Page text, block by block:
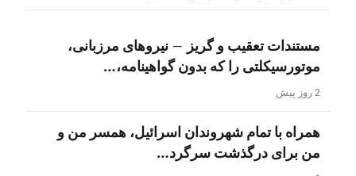
مستندات تعقیب و گریز – نیروهای مرزبانی،
موتورسیکلتی را که بدون گواهینامه،…
2 روز پیش
همراه با تمام شهروندان اسرائیل، همسر من و
من برای درگذشت سرگرد…